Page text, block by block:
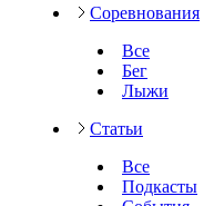
Соревнования
Все
Бег
Лыжи
Статьи
Все
Подкасты